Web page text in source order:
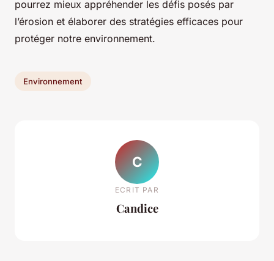
pourrez mieux appréhender les défis posés par
l’érosion et élaborer des stratégies efficaces pour
protéger notre environnement.
Environnement
C
ECRIT PAR
Candice